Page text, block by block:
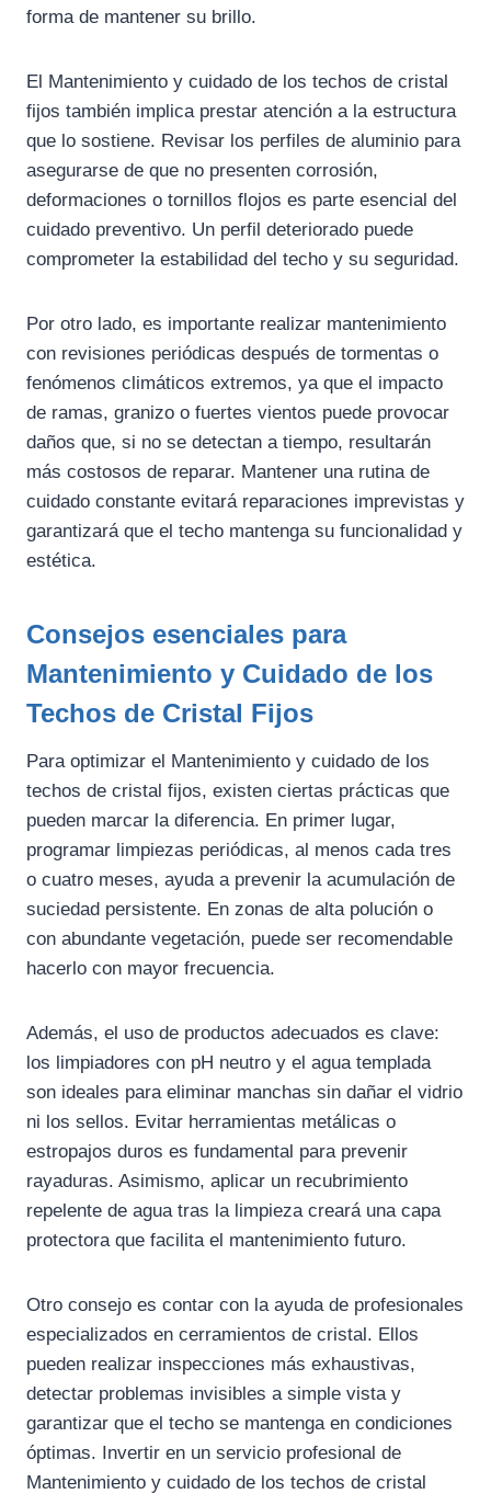
forma de mantener su brillo.
El Mantenimiento y cuidado de los techos de cristal
fijos también implica prestar atención a la estructura
que lo sostiene. Revisar los perfiles de aluminio para
asegurarse de que no presenten corrosión,
deformaciones o tornillos flojos es parte esencial del
cuidado preventivo. Un perfil deteriorado puede
comprometer la estabilidad del techo y su seguridad.
Por otro lado, es importante realizar mantenimiento
con revisiones periódicas después de tormentas o
fenómenos climáticos extremos, ya que el impacto
de ramas, granizo o fuertes vientos puede provocar
daños que, si no se detectan a tiempo, resultarán
más costosos de reparar. Mantener una rutina de
cuidado constante evitará reparaciones imprevistas y
garantizará que el techo mantenga su funcionalidad y
estética.
Consejos esenciales para
Mantenimiento y Cuidado de los
Techos de Cristal Fijos
Para optimizar el Mantenimiento y cuidado de los
techos de cristal fijos, existen ciertas prácticas que
pueden marcar la diferencia. En primer lugar,
programar limpiezas periódicas, al menos cada tres
o cuatro meses, ayuda a prevenir la acumulación de
suciedad persistente. En zonas de alta polución o
con abundante vegetación, puede ser recomendable
hacerlo con mayor frecuencia.
Además, el uso de productos adecuados es clave:
los limpiadores con pH neutro y el agua templada
son ideales para eliminar manchas sin dañar el vidrio
ni los sellos. Evitar herramientas metálicas o
estropajos duros es fundamental para prevenir
rayaduras. Asimismo, aplicar un recubrimiento
repelente de agua tras la limpieza creará una capa
protectora que facilita el mantenimiento futuro.
Otro consejo es contar con la ayuda de profesionales
especializados en cerramientos de cristal. Ellos
pueden realizar inspecciones más exhaustivas,
detectar problemas invisibles a simple vista y
garantizar que el techo se mantenga en condiciones
óptimas. Invertir en un servicio profesional de
Mantenimiento y cuidado de los techos de cristal